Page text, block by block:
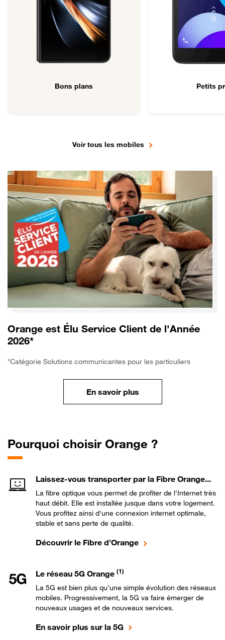
Bons plans Petits
Voir tous les mobiles
Orange est Élu Service Client de l'Année
2026*
*Catégorie Solutions communicantes pour les particuliers
En savoir plus
Pourquoi choisir Orange ?
Laissez-vous transporter par la Fibre Orange...
La fibre optique vous permet de profiter de l'Internet très
haut débit. Elle est installée jusque dans votre logement.
Vous profitez ainsi d'une connexion internet optimale,
stable et sans perte de qualité.
Découvrir le Fibre d’Orange
Le réseau 5G Orange (1)
La 5G est bien plus qu’une simple évolution des réseaux
mobiles. Progressivement, la 5G va faire émerger de
nouveaux usages et de nouveaux services.
En savoir plus sur la 5G